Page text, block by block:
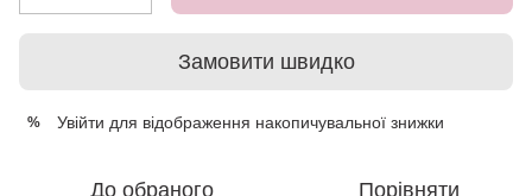
Замовити швидко
% Увійти для відображення накопичувальної знижки
До обраного Порівняти